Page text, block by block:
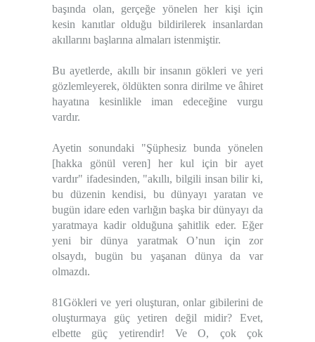
başında olan, gerçeğe yönelen her kişi için
kesin kanıtlar olduğu bildirilerek insanlardan
akıllarını başlarına almaları istenmiştir.
Bu ayetlerde, akıllı bir insanın gökleri ve yeri
gözlemleyerek, öldükten sonra dirilme ve âhiret
hayatına kesinlikle iman edeceğine vurgu
vardır.
Ayetin sonundaki "Şüphesiz bunda yönelen
[hakka gönül veren] her kul için bir ayet
vardır" ifadesinden, "akıllı, bilgili insan bilir ki,
bu düzenin kendisi, bu dünyayı yaratan ve
bugün idare eden varlığın başka bir dünyayı da
yaratmaya kadir olduğuna şahitlik eder. Eğer
yeni bir dünya yaratmak O’nun için zor
olsaydı, bugün bu yaşanan dünya da var
olmazdı.
81Gökleri ve yeri oluşturan, onlar gibilerini de
oluşturmaya güç yetiren değil midir? Evet,
elbette güç yetirendir! Ve O, çok çok